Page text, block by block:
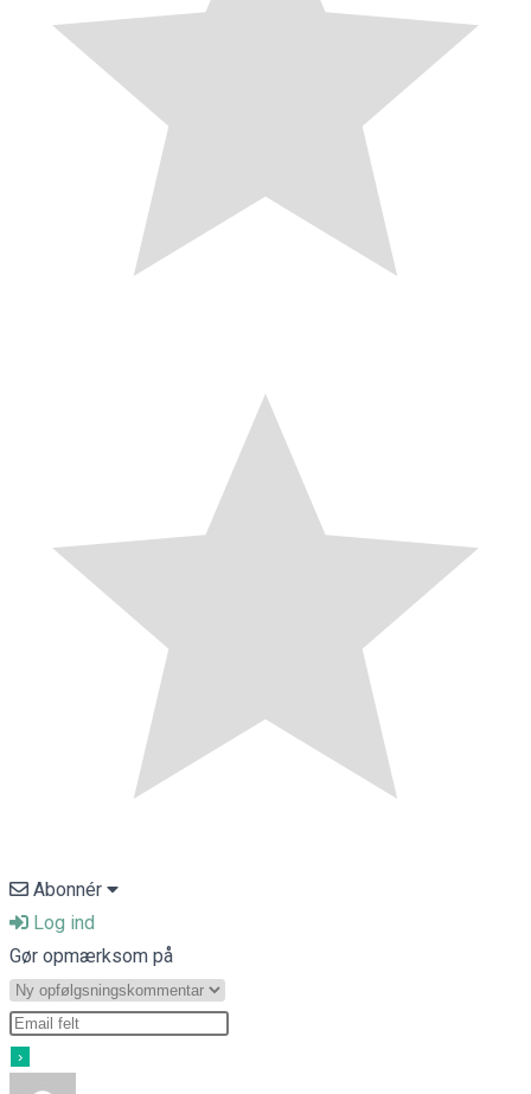
Abonnér
Log ind
Gør opmærksom på